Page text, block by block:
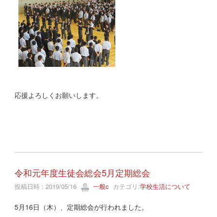
応援よろしくお願いします。
令和元年度生徒会総会5月定期総会
投稿日時 : 2019/05/16 一般c カテゴリ:学校生活について
5月16日（木）、定期総会が行われました。